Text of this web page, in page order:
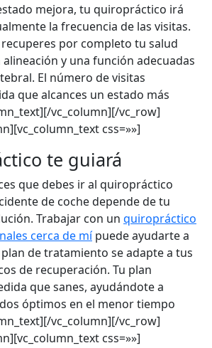
mejora, tu quiropráctico irá
la frecuencia de las visitas.
por completo tu salud
y una función adecuadas
El número de visitas
que alcances un estado más
vc_column][/vc_row]
css=»»]
te guiará
que debes ir al quiropráctico
de coche depende de tu
Trabajar con un quiropráctico
cerca de mípuede ayudarte a
de tratamiento se adapte a tus
de recuperación. Tu plan
que sanes, ayudándote a
óptimos en el menor tiempo
vc_column][/vc_row]
css=»»]